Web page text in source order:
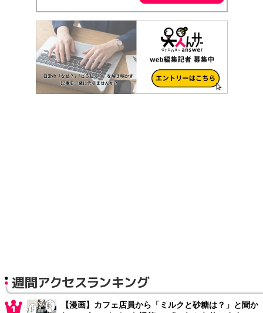
週間アクセスランキング
【漫画】カフェ店員から「ミルクと砂糖は？」と聞か